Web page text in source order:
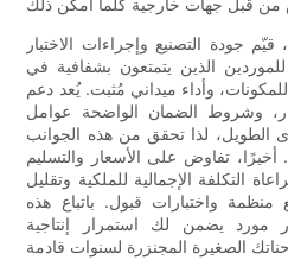
جودة التصنيع وإجراءات الاختبار
الذين يتمتعون بشفافية في
وأداء ميداني مُثبت. يُعد دعم
وشروط الضمان الواضحة عوامل
الطويل، لذا تحقق من هذه الجوانب
أخيرًا، تفاوض على الأسعار والتسليم
التكلفة الإجمالية للملكية وتقليل
واختبارات قبول. باتباع هذه
مورد يضمن لك استمرار إنتاجية